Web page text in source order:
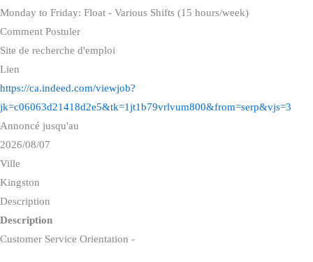
Monday to Friday: Float - Various Shifts (15 hours/week)
Comment Postuler
Site de recherche d'emploi
Lien
https://ca.indeed.com/viewjob?
jk=c06063d21418d2e5&tk=1jt1b79vrlvum800&from=serp&vjs=3
Annoncé jusqu'au
2026/08/07
Ville
Kingston
Description
Description
Customer Service Orientation -